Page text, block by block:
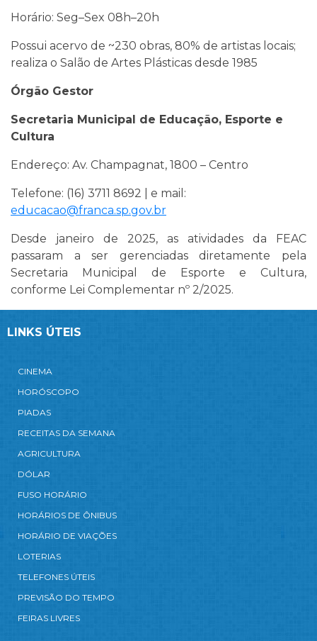
Horário: Seg–Sex 08h–20h
Possui acervo de ~230 obras, 80% de artistas locais;
realiza o Salão de Artes Plásticas desde 1985
Órgão Gestor
Secretaria Municipal de Educação, Esporte e
Cultura
Endereço: Av. Champagnat, 1800 – Centro
Telefone: (16) 3711 8692 | e mail:
educacao@franca.sp.gov.br
Desde janeiro de 2025, as atividades da FEAC
passaram a ser gerenciadas diretamente pela
Secretaria Municipal de Esporte e Cultura,
conforme Lei Complementar nº 2/2025.
LINKS ÚTEIS
CINEMA
HORÓSCOPO
PIADAS
RECEITAS DA SEMANA
AGRICULTURA
DÓLAR
FUSO HORÁRIO
HORÁRIOS DE ÔNIBUS
HORÁRIO DE VIAÇÕES
LOTERIAS
TELEFONES ÚTEIS
PREVISÃO DO TEMPO
FEIRAS LIVRES